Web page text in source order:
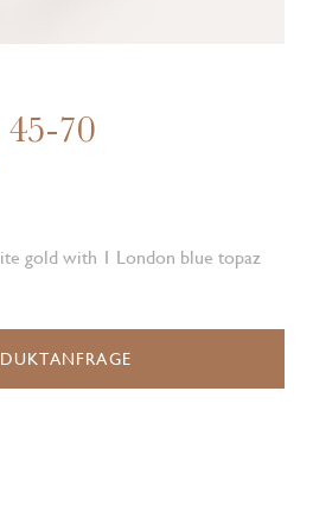
70
gold with 1 London blue topaz